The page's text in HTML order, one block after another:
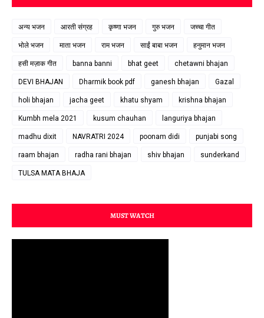
अन्य भजन आरती संग्रह कृष्णा भजन गुरु भजन जच्चा गीत
भोले भजन माता भजन राम भजन साईं बाबा भजन हनुमान भजन
हसी मज़ाक गीत banna banni bhat geet chetawni bhajan
DEVI BHAJAN Dharmik book pdf ganesh bhajan Gazal
holi bhajan jacha geet khatu shyam krishna bhajan
Kumbh mela 2021 kusum chauhan languriya bhajan
madhu dixit NAVRATRI 2024 poonam didi punjabi song
raam bhajan radha rani bhajan shiv bhajan sunderkand
TULSA MATA BHAJA
MUST WATCH